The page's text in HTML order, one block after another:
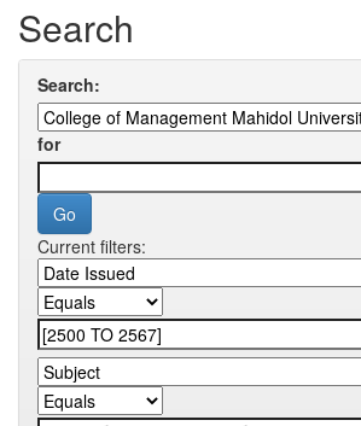
Search
Search:
for
Current filters: